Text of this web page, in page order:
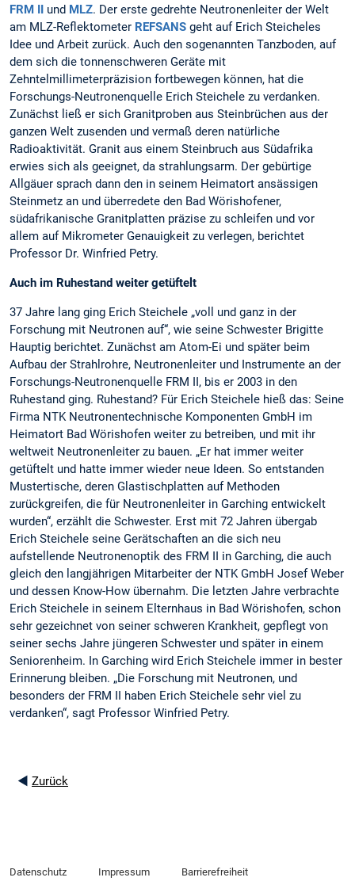
FRM II und MLZ. Der erste gedrehte Neutronenleiter der Welt
am MLZ-Reflektometer REFSANS geht auf Erich Steicheles
Idee und Arbeit zurück. Auch den sogenannten Tanzboden, auf
dem sich die tonnenschweren Geräte mit
Zehntelmillimeterpräzision fortbewegen können, hat die
Forschungs-Neutronenquelle Erich Steichele zu verdanken.
Zunächst ließ er sich Granitproben aus Steinbrüchen aus der
ganzen Welt zusenden und vermaß deren natürliche
Radioaktivität. Granit aus einem Steinbruch aus Südafrika
erwies sich als geeignet, da strahlungsarm. Der gebürtige
Allgäuer sprach dann den in seinem Heimatort ansässigen
Steinmetz an und überredete den Bad Wörishofener,
südafrikanische Granitplatten präzise zu schleifen und vor
allem auf Mikrometer Genauigkeit zu verlegen, berichtet
Professor Dr. Winfried Petry.
Auch im Ruhestand weiter getüftelt
37 Jahre lang ging Erich Steichele „voll und ganz in der
Forschung mit Neutronen auf“, wie seine Schwester Brigitte
Hauptig berichtet. Zunächst am Atom-Ei und später beim
Aufbau der Strahlrohre, Neutronenleiter und Instrumente an der
Forschungs-Neutronenquelle FRM II, bis er 2003 in den
Ruhestand ging. Ruhestand? Für Erich Steichele hieß das: Seine
Firma NTK Neutronentechnische Komponenten GmbH im
Heimatort Bad Wörishofen weiter zu betreiben, und mit ihr
weltweit Neutronenleiter zu bauen. „Er hat immer weiter
getüftelt und hatte immer wieder neue Ideen. So entstanden
Mustertische, deren Glastischplatten auf Methoden
zurückgreifen, die für Neutronenleiter in Garching entwickelt
wurden“, erzählt die Schwester. Erst mit 72 Jahren übergab
Erich Steichele seine Gerätschaften an die sich neu
aufstellende Neutronenoptik des FRM II in Garching, die auch
gleich den langjährigen Mitarbeiter der NTK GmbH Josef Weber
und dessen Know-How übernahm. Die letzten Jahre verbrachte
Erich Steichele in seinem Elternhaus in Bad Wörishofen, schon
sehr gezeichnet von seiner schweren Krankheit, gepflegt von
seiner sechs Jahre jüngeren Schwester und später in einem
Seniorenheim. In Garching wird Erich Steichele immer in bester
Erinnerung bleiben. „Die Forschung mit Neutronen, und
besonders der FRM II haben Erich Steichele sehr viel zu
verdanken“, sagt Professor Winfried Petry.
◄ Zurück
Datenschutz Impressum Barrierefreiheit